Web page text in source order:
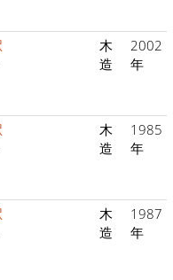
木
造
2002
年
木
造
1985
年
木
造
1987
年